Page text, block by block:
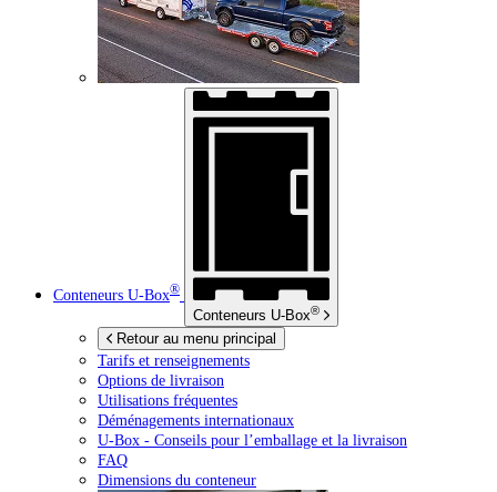
Conteneurs U-Box®
Conteneurs U-Box®
Retour au menu principal
Tarifs et renseignements
Options de livraison
Utilisations fréquentes
Déménagements internationaux
U-Box - Conseils pour l’emballage et la livraison
FAQ
Dimensions du conteneur